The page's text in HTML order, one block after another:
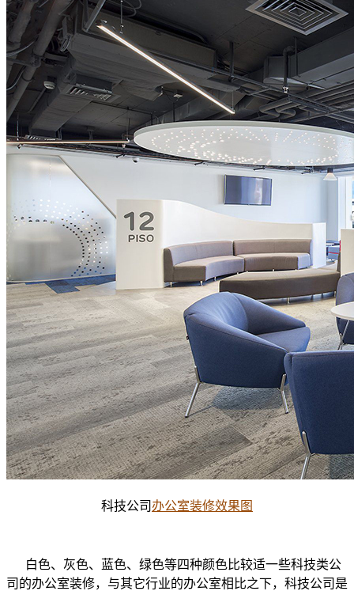
科技公司 办公室装修效果图
白色、灰色、蓝色、绿色等四种颜色比较适一些科技类公
司的办公室装修，与其它行业的办公室相比之下，科技公司是